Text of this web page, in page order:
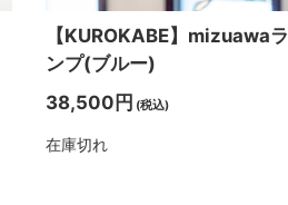
【KUROKABE】mizuawaラ
ンプ(ブルー)
38,500円 (税込)
在庫切れ